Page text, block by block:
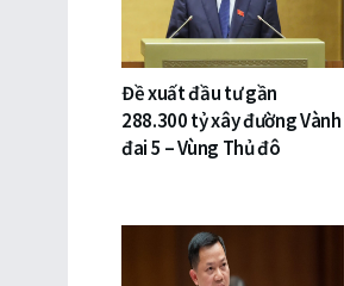
Đề xuất đầu tư gần
288.300 tỷ xây đường Vành
đai 5 – Vùng Thủ đô